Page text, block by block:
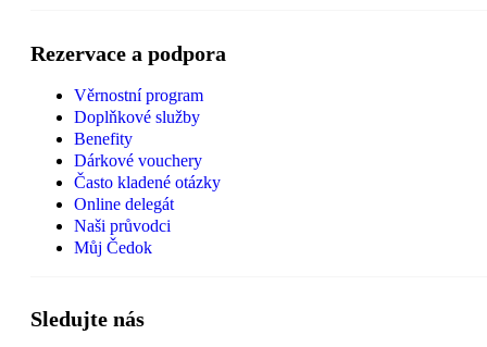
Rezervace a podpora
Věrnostní program
Doplňkové služby
Benefity
Dárkové vouchery
Často kladené otázky
Online delegát
Naši průvodci
Můj Čedok
Sledujte nás